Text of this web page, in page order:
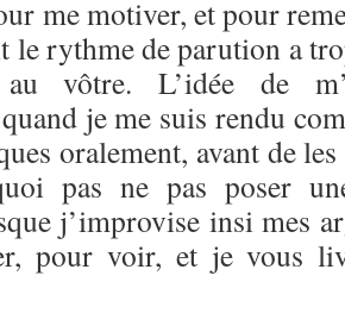
me motiver, et pour
le rythme de parution a
au vôtre. L’idée de
je me suis rendu
oralement, avant de
pas ne pas poser
j’improvise insi mes
pour voir, et je vous